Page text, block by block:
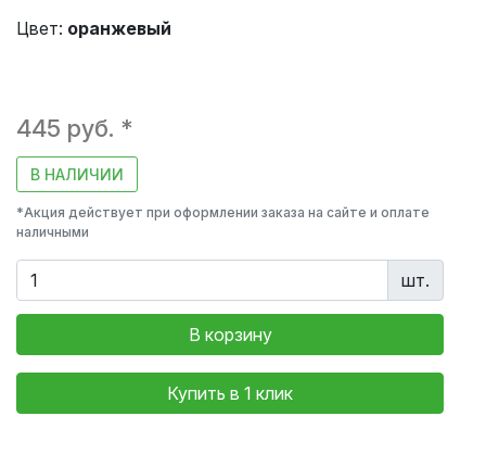
Цвет: оранжевый
445 руб. *
В НАЛИЧИИ
*Акция действует при оформлении заказа на сайте и оплате
наличными
шт.
В корзину
Купить в 1 клик